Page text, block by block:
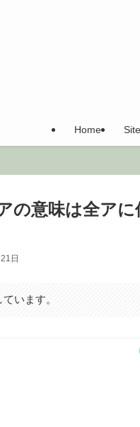
Home
の意味は全ア
日
います。